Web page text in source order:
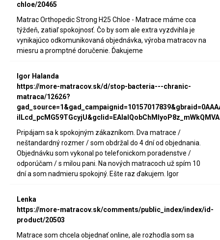
chloe/20465
Matrac Orthopedic Strong H25 Chloe - Matrace máme cca
týždeň, zatiaľ spokojnosť. Čo by som ale extra vyzdvihla je
vynikajúco odkomunikovaná objednávka, výroba matracov na
miesru a promptné doručenie. Ďakujeme
Igor Halanda
https://more-matracov.sk/d/stop-bacteria---chranic-
matraca/12626?
Pripájam sa k spokojným zákazníkom. Dva matrace /
neštandardný rozmer / som obdržal do 4 dní od objednania.
Objednávku som vykonal po telefonickom poradenstve /
odporúčam / s milou pani. Na nových matracoch už spím 10
dní a som nadmieru spokojný. Ešte raz ďakujem. Igor
Lenka
https://more-matracov.sk/comments/public_index/index/id-
product/20503
Matrace som chcela objednať online, ale rozhodla som sa